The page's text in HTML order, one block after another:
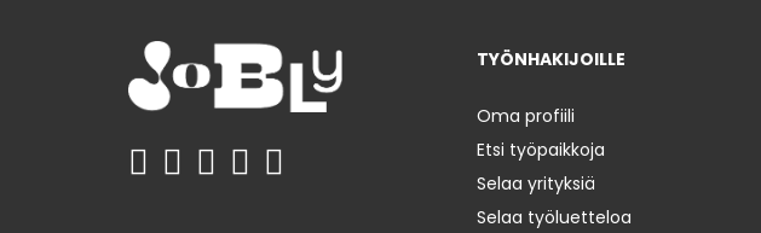
TYÖNHAKIJOILLE
Oma profiili
Etsi työpaikkoja
Selaa yrityksiä
Selaa työluetteloa